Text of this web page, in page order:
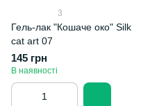
3
Гель-лак "Кошаче око" Silk
cat art 07
145 грн
В наявності